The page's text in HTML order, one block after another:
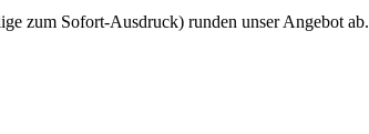
zum Sofort-Ausdruck) runden unser Angebot ab.